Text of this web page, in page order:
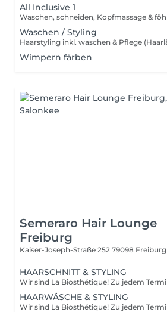
All Inclusive 1
Waschen / Styling
Wimpern färben
Semeraro Hair Lounge
Freiburg
Kaiser-Joseph-Straße 252 79098 Freiburg
HAARSCHNITT & STYLING
HAARWÄSCHE & STYLING